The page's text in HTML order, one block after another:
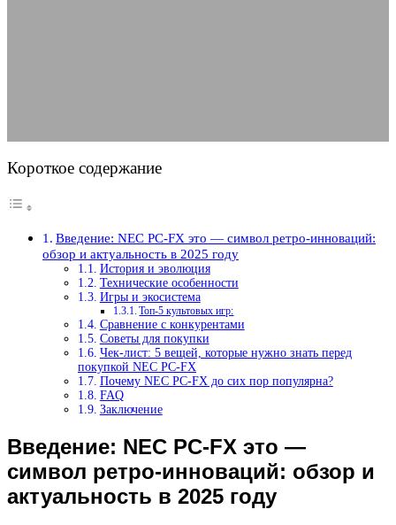
Короткое содержание
Введение: NEC PC-FX это — символ ретро-инноваций:
обзор и актуальность в 2025 году
История и эволюция
Технические особенности
Игры и экосистема
Топ-5 культовых игр:
Сравнение с конкурентами
Советы для покупки
Чек-лист: 5 вещей, которые нужно знать перед
покупкой NEC PC-FX
Почему NEC PC-FX до сих пор популярна?
FAQ
Заключение
Введение: NEC PC-FX это —
символ ретро-инноваций: обзор и
актуальность в 2025 году